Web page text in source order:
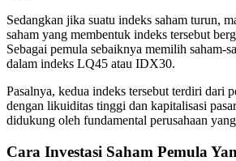
Sedangkan jika suatu indeks saham turun,
saham yang membentuk indeks tersebut
Sebagai pemula sebaiknya memilih saham-
dalam indeks LQ45 atau IDX30.
Pasalnya, kedua indeks tersebut terdiri dari
dengan likuiditas tinggi dan kapitalisasi
didukung oleh fundamental perusahaan
Cara Investasi Saham Pemula